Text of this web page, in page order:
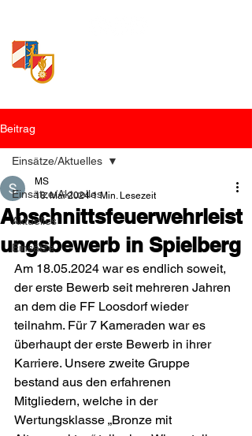
Beitrag
Einsätze/Aktuelles
Aktuelles
Einsätze
Einsätze/Aktuelles
Abschnittsfeuerwehrleist
ungsbewerb in Spielberg
MS
18. Mai 2024 1 Min. Lesezeit
Am 18.05.2024 war es endlich soweit,
der erste Bewerb seit mehreren Jahren
an dem die FF Loosdorf wieder
teilnahm. Für 7 Kameraden war es
überhaupt der erste Bewerb in ihrer
Karriere. Unsere zweite Gruppe
bestand aus den erfahrenen
Mitgliedern, welche in der
Wertungsklasse „Bronze mit